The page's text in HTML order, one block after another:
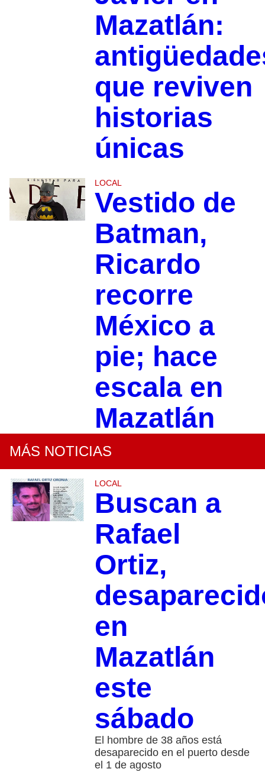
Mazatlán:
que reviven
historias
únicas
LOCAL
Vestido de
Batman,
Ricardo
recorre
México a
pie; hace
escala en
Mazatlán
MÁS NOTICIAS
LOCAL
Buscan a
Rafael
Ortiz,
en
Mazatlán
este
sábado
El hombre de 38 años está
desaparecido en el puerto desde
el 1 de agosto